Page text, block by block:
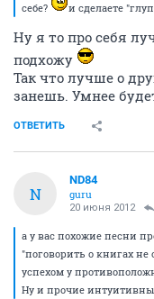
себе?
и сделаете
Ну я то про себя
подхожу
Так что лучше о
занешь. Умнее
ОТВЕТИТЬ
N
ND84
guru
20 июня 2012
а у вас похожие песни
"поговорить о книгах
успехом у
Ну и прочие